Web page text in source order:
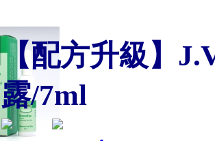
【配方升級】
露/7ml